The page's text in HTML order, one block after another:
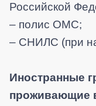
Российской
– полис ОМС;
– СНИЛС (при
Иностранные
проживающие